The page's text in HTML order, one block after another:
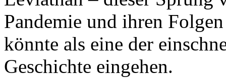
Pandemie und ihren
könnte als eine der
Geschichte eingehen.